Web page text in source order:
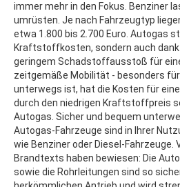
immer mehr in den Fokus. Benziner
umrüsten. Je nach Fahrzeugtyp
etwa 1.800 bis 2.700 Euro. Autogas
Kraftstoffkosten, sondern auch dank
geringem Schadstoffausstoß für
zeitgemäße Mobilität - besonders für
unterwegs ist, hat die Kosten für
durch den niedrigen Kraftstoffpreis
Autogas. Sicher und bequem
Autogas-Fahrzeuge sind in Ihrer
wie Benziner oder Diesel-Fahrzeuge.
Brandtexts haben bewiesen: Die
sowie die Rohrleitungen sind so